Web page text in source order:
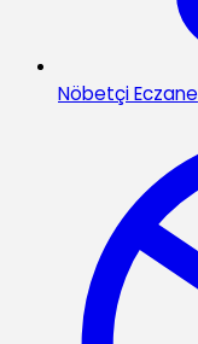
Nöbetçi Eczane